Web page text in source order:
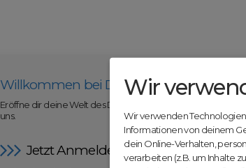
Willkommen bei DomainCatcher.com
Eröffne dir deine Welt des Domainhandels mit deiner
uns.
Jetzt Anmelden
Wir
Wir verwenden
Informationen von deinem
dein Online-Verhalten,
verarbeiten (z.B. um Inhalte